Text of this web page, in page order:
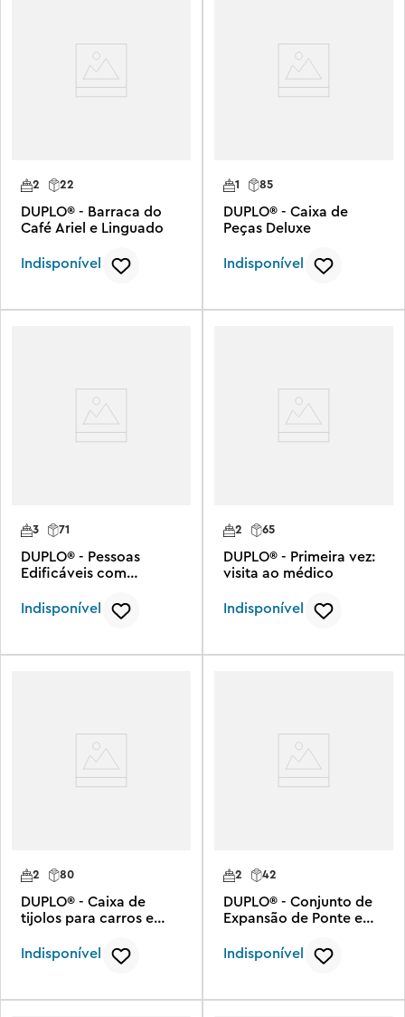
22
2
DUPLO® - Barraca do
Café Ariel e Linguado
Indisponível
85
1
DUPLO® - Caixa de
Peças Deluxe
Indisponível
3 71
DUPLO® - Pessoas
Edificáveis com
Indisponível
65
2
DUPLO® - Primeira vez:
visita ao médico
Indisponível
80
2
DUPLO® - Caixa de
tijolos para carros e
Indisponível
2 42
DUPLO® - Conjunto de
Expansão de Ponte e
Indisponível